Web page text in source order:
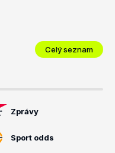
Celý seznam
Zprávy
Sport odds